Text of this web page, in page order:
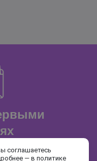
соглашаетесь
— в политике